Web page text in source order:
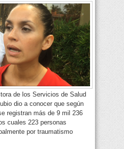
de los Servicios de Salud
dio a conocer que según
registran más de 9 mil 236
cuales 223 personas
por traumatismo